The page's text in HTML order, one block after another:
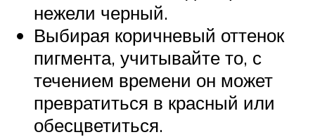
нежели черный.
Выбирая коричневый оттенок
пигмента, учитывайте то, с
течением времени он может
превратиться в красный или
обесцветиться.